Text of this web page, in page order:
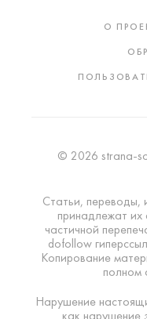
О
© 2026 strana-
Статьи, переводы,
принадлежат
частичной
dofollow
Копирование
полном
Нарушение
как